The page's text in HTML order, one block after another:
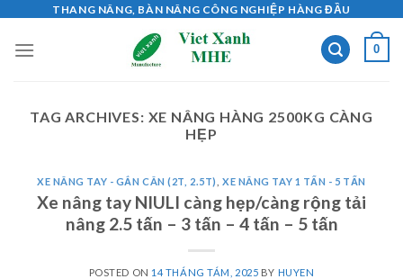
content
THANG NÂNG, BÀN NÂNG CÔNG NGHIỆP HÀNG ĐẦU
0
TAG ARCHIVES: XE NÂNG HÀNG 2500KG CÀNG
HẸP
XE NÂNG TAY - GẮN CÂN (2T, 2.5T) ,XE NÂNG TAY 1 TẤN - 5 TẤN
Xe nâng tay NIULI càng hẹp/càng rộng tải
nâng 2.5 tấn – 3 tấn – 4 tấn – 5 tấn
POSTED ON 14 THÁNG TÁM, 2025 BY HUYEN